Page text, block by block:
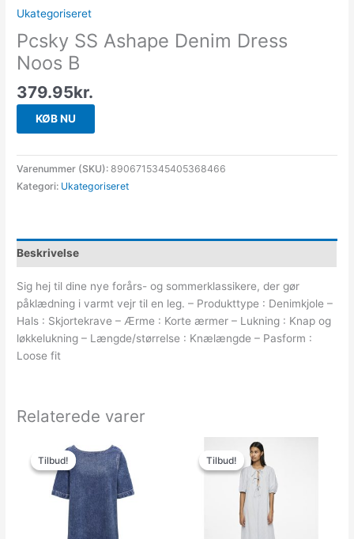
Ukategoriseret
Pcsky SS Ashape Denim Dress
Noos B
379.95kr.
KØB NU
Varenummer (SKU):8906715345405368466
Kategori: Ukategoriseret
Beskrivelse
Sig hej til dine nye forårs- og sommerklassikere, der gør
påklædning i varmt vejr til en leg. – Produkttype : Denimkjole –
Hals : Skjortekrave – Ærme : Korte ærmer – Lukning : Knap og
løkkelukning – Længde/størrelse : Knælængde – Pasform :
Loose fit
Relaterede varer
Tilbud!
Tilbud!
oprindelige
pris
var:
329.95kr..
aktuelle
pris
er:
100.00kr..
Tilbud!
Tilbud!
oprindelige
pris
var:
359.95kr..
er:
100.00kr..